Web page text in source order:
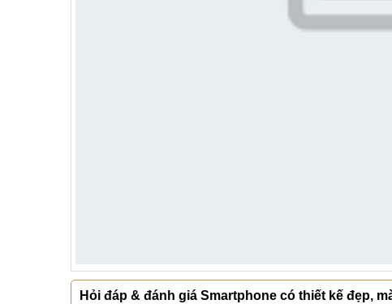
Hỏi đáp & đánh giá Smartphone có thiết kế đẹp,